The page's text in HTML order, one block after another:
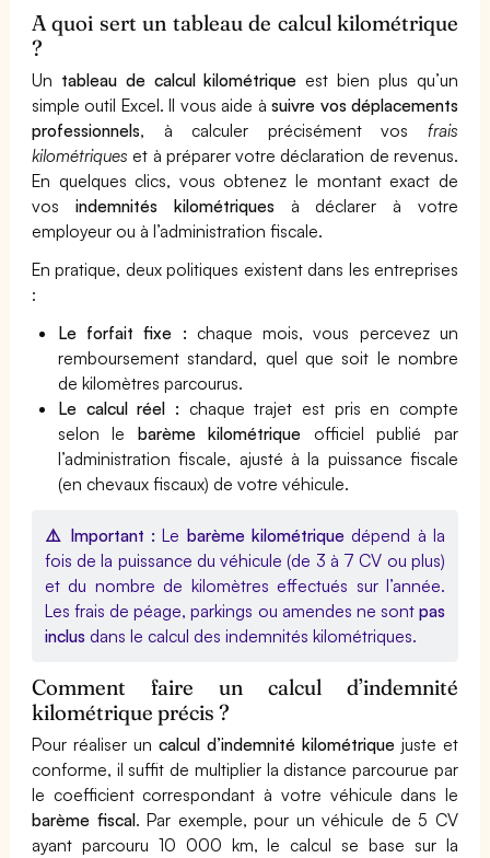
A quoi sert un tableau de calcul kilométrique
?
Un tableau de calcul kilométrique est bien plus qu’un
simple outil Excel. Il vous aide àsuivre vos déplacements
professionnels, à calculer précisément vos frais
kilométriques et à préparer votre déclaration de revenus.
En quelques clics, vous obtenez le montant exact de
vos indemnités kilométriques à déclarer à votre
employeur ou à l’administration fiscale.
En pratique, deux politiques existent dans les entreprises
:
Le forfait fixe : chaque mois, vous percevez un
remboursement standard, quel que soit le nombre
de kilomètres parcourus.
Le calcul réel : chaque trajet est pris en compte
selon le barème kilométrique officiel publié par
l’administration fiscale, ajusté à la puissance fiscale
(en chevaux fiscaux) de votre véhicule.
⚠️ Important : Le barème kilométrique dépend à la
fois de la puissance du véhicule (de 3 à 7 CV ou plus)
et du nombre de kilomètres effectués sur l’année.
Les frais de péage, parkings ou amendes ne sont pas
inclus dans le calcul des indemnités kilométriques.
Comment faire un calcul d’indemnité
kilométrique précis ?
Pour réaliser un calcul d’indemnité kilométrique juste et
conforme, il suffit de multiplier la distance parcourue par
le coefficient correspondant à votre véhicule dans le
barème fiscal. Par exemple, pour un véhicule de 5 CV
ayant parcouru 10 000 km, le calcul se base sur la